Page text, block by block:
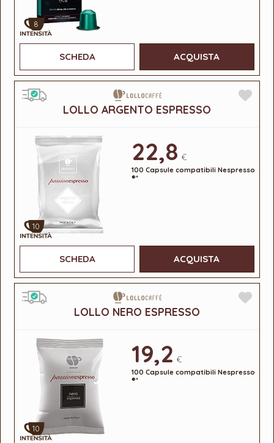
8
SCHEDA ACQUISTA
LOLLO ARGENTO ESPRESSO
10
22,8 €
100 Capsule compatibili Nespresso
®*
SCHEDA ACQUISTA
LOLLO NERO ESPRESSO
10
19,2 €
100 Capsule compatibili Nespresso
®*